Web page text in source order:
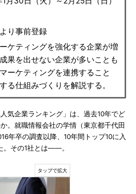
より事前登録
ケティングを強化する企業が増
果を出せない企業が多いことも
ーケティングを連携すること
る仕組みづくりを解説する。
気企業ランキング」は、過去10年でど
。就職情報会社の学情（東京都千代田
年卒の調査以降、10年間トップ10に入
。その1社とは――。